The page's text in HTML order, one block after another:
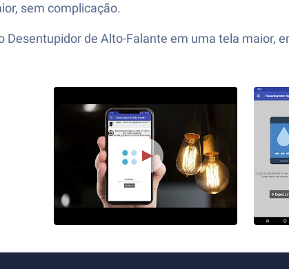
sem complicação.
Desentupidor de Alto-Falante em uma tela maior,